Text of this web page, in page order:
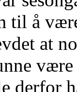
til å
at
derfor